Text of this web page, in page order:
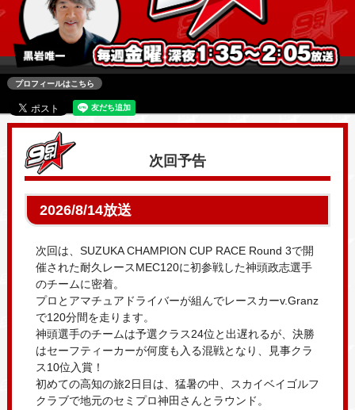
プロフィールはこちら
次回予告
2026/8/14放送
次回は、SUZUKA CHAMPION CUP RACE Round 3で開
催された耐久レースMEC120に初参戦した神頭政志選手
のチームに密着。
プロとアマチュアドライバーが組んでレースカーv.Granz
で120分間を走ります。
神頭選手のチームは予選クラス24位と出遅れるが、決勝
はセーフティーカーが何度も入る混戦となり、見事クラ
ス10位入賞！
初めての高知の旅2日目は、猛暑の中、スカイベイゴルフ
クラブで地元のセミプロ神田さんとラウンド。